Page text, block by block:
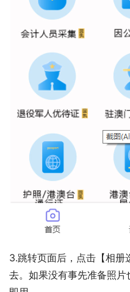
3.跳转页面后，点击【相册
去。如果没有事先准备照